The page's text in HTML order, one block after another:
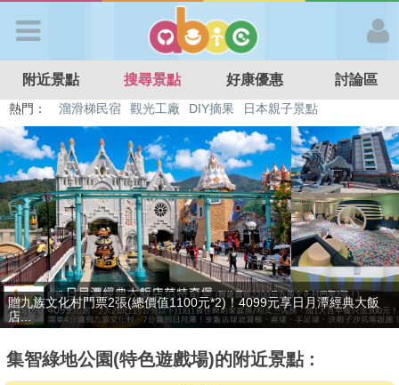
APP登入
首 頁
搜尋景點
好康優惠
最新消息
最新留言
附近景點 搜尋景點 好康優惠 討論區
熱門： 溜滑梯民宿 觀光工廠 DIY摘果
日本親子景點
特色遊戲場
親子住房優惠 台北親子餐廳 溫泉泡湯SPA
捷絲旅-宜蘭礁溪館3099元起享2大1幼1泊1食住雙人房！4799元起享
4...
贈九族文化村門票2張(總價值1100元*2)！4099元享日月潭經典大飯
店...
集智綠地公園(特色遊戲場)的附近景點 :